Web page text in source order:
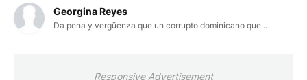
Georgina Reyes
Da pena y vergüenza que un corrupto dominicano que...
Responsive Advertisement